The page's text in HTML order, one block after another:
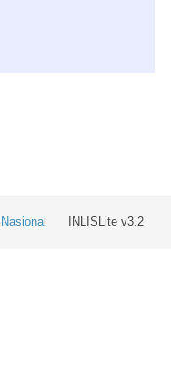
INLISLite v3.2